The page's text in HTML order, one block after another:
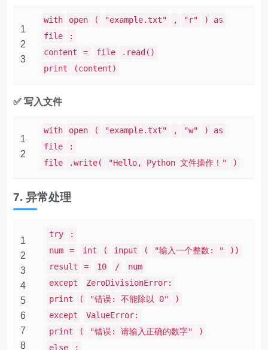
1
2
3
with open ( "example.txt" , "r"
) as
file
:
content
= file
.read()
print
(content)
✅ 写入文件
1
2
with open ( "example.txt" , "w"
) as
file
:
file
.write( "Hello, Python 文件操作！" )
7. 异常处理
1
2
3
4
5
6
7
8
try
:
num
= int ( input ( "输入一个整数: "
))
result
= 10 /
num
except
ZeroDivisionError:
print
( "错误: 不能除以 0"
)
except
ValueError:
print
( "错误: 请输入正确的数字"
)
else
: